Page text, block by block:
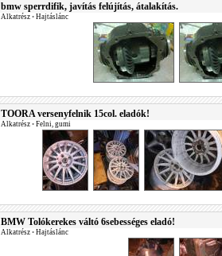
bmw sperrdifik, javítás felújítás, átalakítás.
Alkatrész • Hajtáslánc
TOORA versenyfelnik 15col. eladók!
Alkatrész • Felni, gumi
BMW Tolókerekes váltó 6sebességes eladó!
Alkatrész • Hajtáslánc